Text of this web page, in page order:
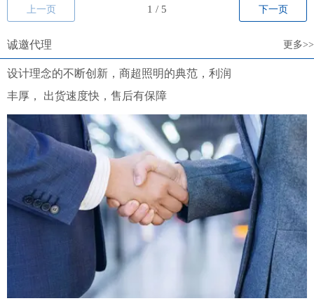
上一页 下一页
诚邀代理 更多>>
设计理念的不断创新，商超照明的典范，利润
丰厚，
出货速度快，售后有保障